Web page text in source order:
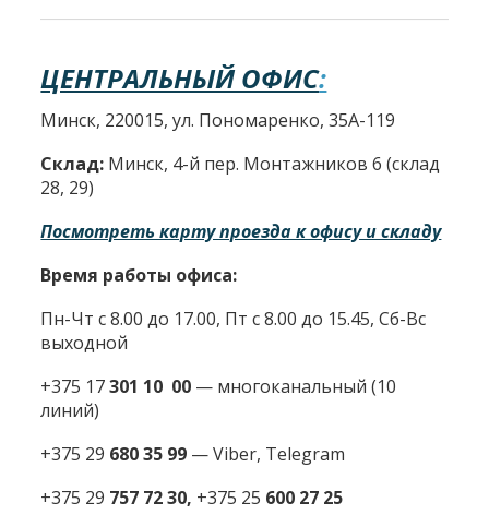
ЦЕНТРАЛЬНЫЙ ОФИС:
Минск, 220015, ул. Пономаренко, 35А-119
Склад: Минск, 4-й пер. Монтажников 6 (склад
28, 29)
Посмотреть карту проезда к офису и складу
Время работы офиса:
Пн-Чт с 8.00 до 17.00, Пт с 8.00 до 15.45, Сб-Вс
выходной
+375 17301 10 00 — многоканальный (10
линий)
+375 29 680 35 99 — Viber, Telegram
+375 29 757 72 30, +375 25 600 27 25